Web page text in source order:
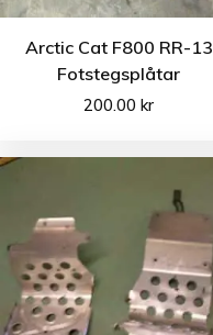
Arctic Cat F800 RR-13
Fotstegsplåtar
200.00kr